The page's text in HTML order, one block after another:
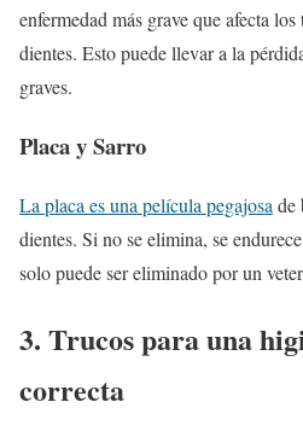
enfermedad más grave que afecta
dientes. Esto puede llevar a la
graves.
Placa y Sarro
La placa es una película pegajosa de
dientes. Si no se elimina, se
solo puede ser eliminado por un
3. Trucos para una
correcta